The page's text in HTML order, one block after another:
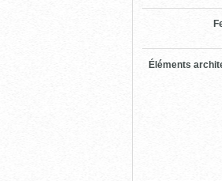
Éléments